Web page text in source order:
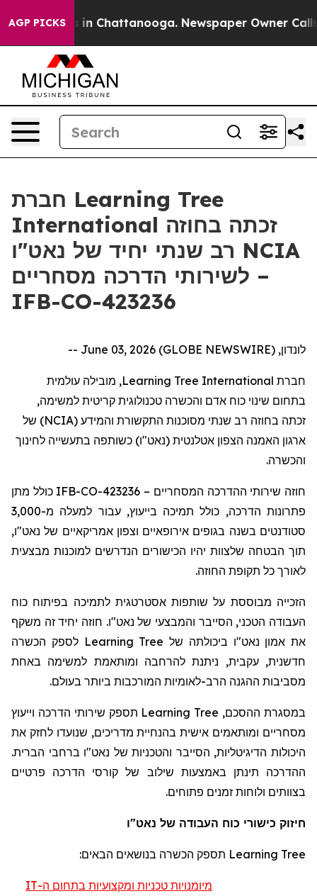
AGP PICKS
Chaos in Chattanooga. Newspaper Owner Calls
חברת Learning Tree
International זכתה בחוזה
רב שנתי יחיד של נאט"ו NCIA
לשירותי הדרכה מסחריים –
IFB-CO-423236
לונדון, June 03, 2026 (GLOBE NEWSWIRE) --
חברת Learning Tree International, מובילה עולמית
בתחום שינוי כוח אדם והכשרה טכנולוגית קריטית למשימה,
זכתה בחוזה רב שנתי מסוכנות התקשורת והמידע (NCIA) של
ארגון האמנה הצפון אטלנטית (נאט"ו) כשותפה בתעשייה לחינוך
והכשרה.
חוזה שירותי ההדרכה המסחריים – IFB-CO-423236 כולל מתן
פתרונות הדרכה, כולל תמיכה בייעוץ, עבור למעלה מ-3,000
סטודנטים בשנה בגופים אירופאיים וצפון אמריקאיים של נאט"ו,
תוך הבטחה שלצוות יהיו הכישורים הנדרשים למוכנות מבצעית
לאורך כל תקופת החוזה.
הזכייה מבוססת על שותפות אסטרטגית לתמיכה בפיתוח כוח
העבודה הטכני, הסייבר והמבצעי של נאט"ו. חוזה יחיד זה משקף
את אמון נאט"ו ביכולתה של Learning Tree לספק הכשרה
חדשנית, עקבית, ניתנת להרחבה ומותאמת למשימה באחת
מסביבות ההגנה הרב-לאומיות המורכבות ביותר בעולם.
במסגרת ההסכם, Learning Tree תספק שירותי הדרכה וייעוץ
מסחריים ומותאמים אישית בהנחיית מדריכים, שנועדו לחזק את
היכולות הדיגיטליות, הסייבר והטכניות של נאט"ו ברחבי הברית.
ההדרכה תינתן באמצעות שילוב של קורסי הדרכה פרטיים
בצוותים ולוחות זמנים פתוחים.
חיזוק כישורי כוח העבודה של נאט"ו
Learning Tree תספק הכשרה בנושאים הבאים:
מיומנויות טכניות ומקצועיות בתחום ה-IT